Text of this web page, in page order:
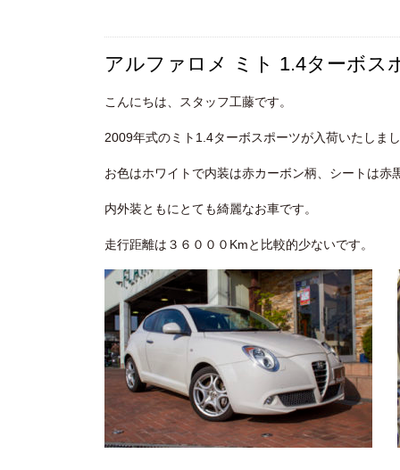
アルファロメ ミト 1.4ターボス
こんにちは、スタッフ工藤です。
2009年式のミト1.4ターボスポーツが入荷いたしまし
お色はホワイトで内装は赤カーボン柄、シートは赤
内外装ともにとても綺麗なお車です。
走行距離は３６０００Kmと比較的少ないです。